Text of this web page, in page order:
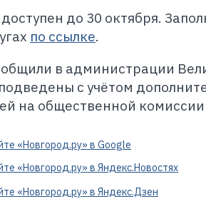
до 30 октября.
по ссылке.
в администрации
с учётом
на общественной
«Новгород.ру» в Google
«Новгород.ру» в Яндекс.Новостях
«Новгород.ру» в Яндекс.Дзен